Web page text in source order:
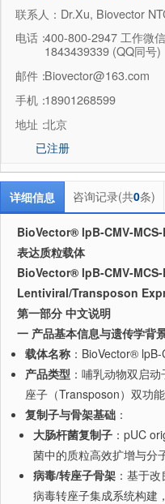
联系人：Dr.Xu, Biovector
电话：400-800-2947 工作微
1843439339 (QQ同号)
邮件：Biovector@163.com
手机：18901268599
地址：北京
已注册
详细信息 咨询记录(共0条)
BioVector® lpB-CMV-
表达质粒载体
BioVector® lpB-CMV-
Lentiviral/Transposon
第一部分 中文说明
一 产品基本信息与遗传学背
载体名称 ：BioVector®
产品类型 ：哺乳动物双启
座子（Transposon）双功能
复制子与骨架基础 ：
大肠杆菌复制子 ：pUC
菌中的质粒高效扩增与分
病毒/转座子骨架 ：基于
病毒转座子集成系统构建